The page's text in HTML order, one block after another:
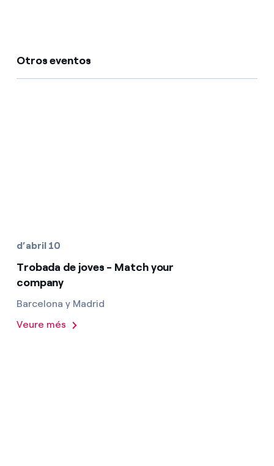
Otros eventos
d’abril 10
Trobada de joves - Match your
company
Barcelona y Madrid
Veure més